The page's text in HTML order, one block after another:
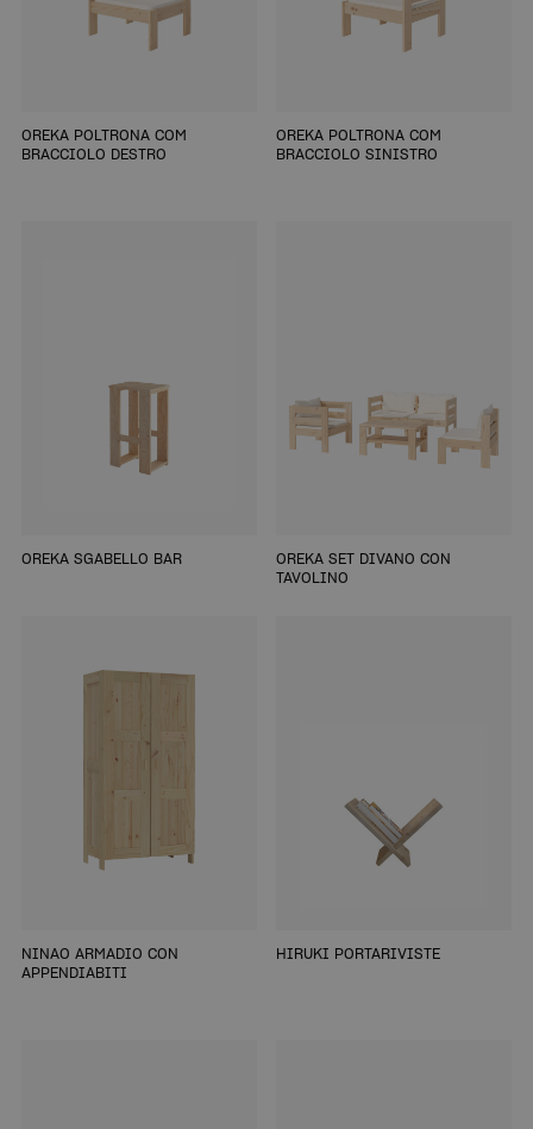
OREKA POLTRONA COM
BRACCIOLO DESTRO
OREKA POLTRONA COM
BRACCIOLO SINISTRO
OREKA SGABELLO BAR
OREKA SET DIVANO CON
TAVOLINO
NINAO ARMADIO CON
APPENDIABITI
HIRUKI PORTARIVISTE